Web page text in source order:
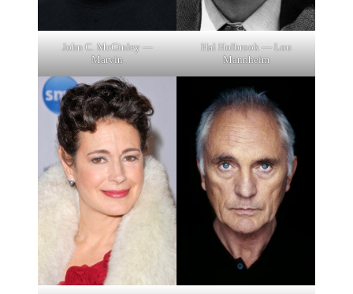
John C. McGinley —
Marvin
Hal Holbrook — Lou
Mannheim